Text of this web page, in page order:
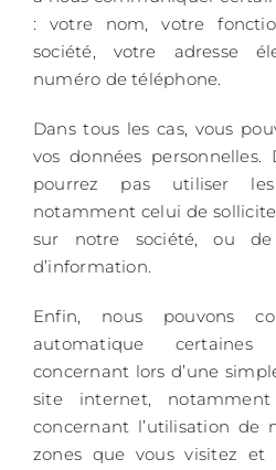
: votre nom, votre
société, votre adresse
numéro de téléphone.
Dans tous les cas, vous
vos données personnelles.
pourrez pas utiliser
notamment celui de
sur notre société, ou
d’information.
Enfin, nous pouvons
automatique
concernant lors d’une
site internet,
concernant l’utilisation de
zones que vous visitez et